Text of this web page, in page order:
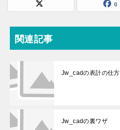
0
関連記事
Jw_cadの表計の仕方
Jw_cadの裏ワザ